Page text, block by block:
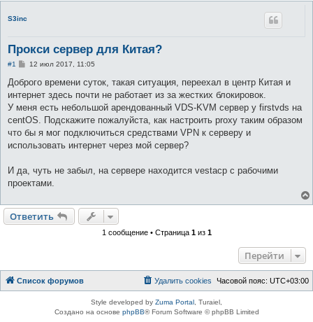
S3inc
Прокси сервер для Китая?
#1
С
о
щ
е
и
е
12 июл 2017, 11:05
Доброго времени суток, такая ситуация, переехал в центр Китая и
интернет здесь почти не работает из за жестких блокировок.
У меня есть небольшой арендованный VDS-KVM сервер у firstvds на
centOS. Подскажите пожалуйста, как настроить proxy таким образом
что бы я мог подключиться средствами VPN к серверу и
использовать интернет через мой сервер?
И да, чуть не забыл, на сервере находится vestacp с рабочими
проектами.
Ответить
1 сообщение • Страница 1из 1
Перейти
Список форумов Часовой пояс: UTC+03:00
Удалить cookies
Style developed by Zuma Portal , Turaiel,
Создано на основе phpBB® Forum Software © phpBB Limited